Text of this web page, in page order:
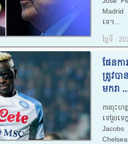
Madrid
ទេ។...
ថ្ងៃទី :
ផែនក
ត្រូវប
មករា
ការចុះហ
ទៅរួចទេ